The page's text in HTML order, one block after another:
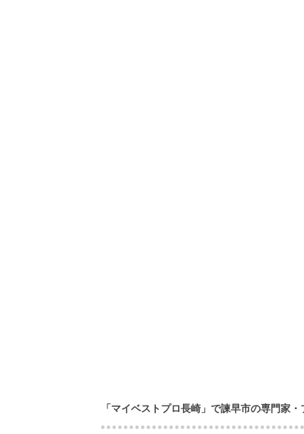
「マイベストプロ長崎」で諫早市の専門家